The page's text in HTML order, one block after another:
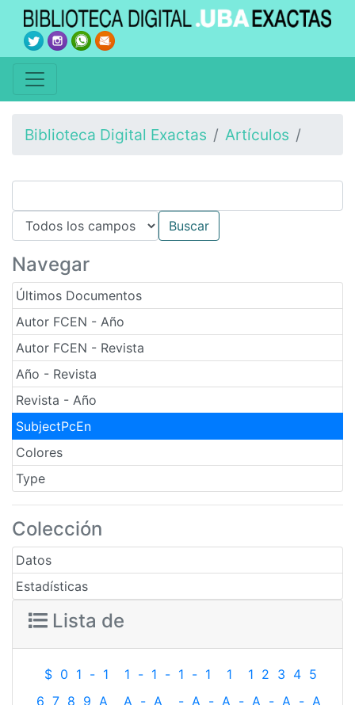
Biblioteca Digital Exactas Artículos
Navegar
Últimos Documentos
Autor FCEN - Año
Autor FCEN - Revista
Año - Revista
Revista - Año
SubjectPcEn
Colores
Type
Colección
Datos
Estadísticas
Lista de
$ 0 1 - 1 1 - 1 - 1 - 1 1 1 2 3 4 5
6 7 8 9 A A - A - A - A - A - A - A